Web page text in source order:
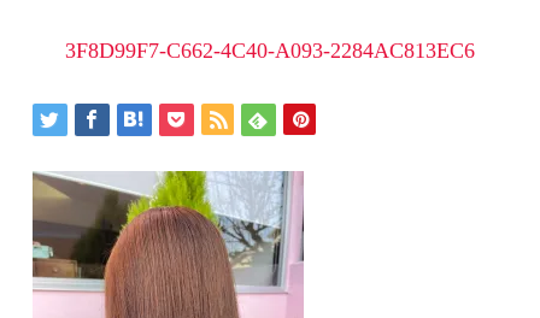
3F8D99F7-C662-4C40-A093-2284AC813EC6